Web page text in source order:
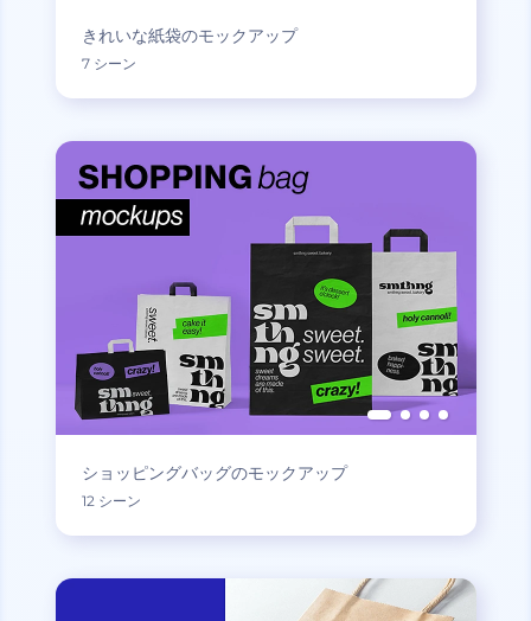
きれいな紙袋のモックアップ
7 シーン
ショッピングバッグのモックアップ
12 シーン